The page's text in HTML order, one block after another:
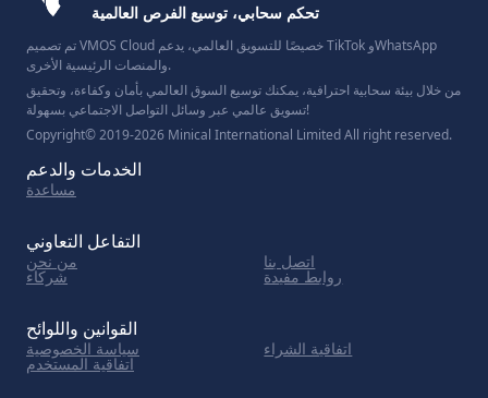
تحكم سحابي، توسيع الفرص العالمية
تم تصميم VMOS Cloud خصيصًا للتسويق العالمي، يدعم TikTok وWhatsApp
والمنصات الرئيسية الأخرى.
من خلال بيئة سحابية احترافية، يمكنك توسيع السوق العالمي بأمان وكفاءة، وتحقيق
تسويق عالمي عبر وسائل التواصل الاجتماعي بسهولة!
Copyright© 2019-2026 Minical International Limited All right reserved.
الخدمات والدعم
مساعدة
التفاعل التعاوني
من نحن اتصل بنا
شركاء روابط مفيدة
القوانين واللوائح
سياسة الخصوصية اتفاقية الشراء
اتفاقية المستخدم